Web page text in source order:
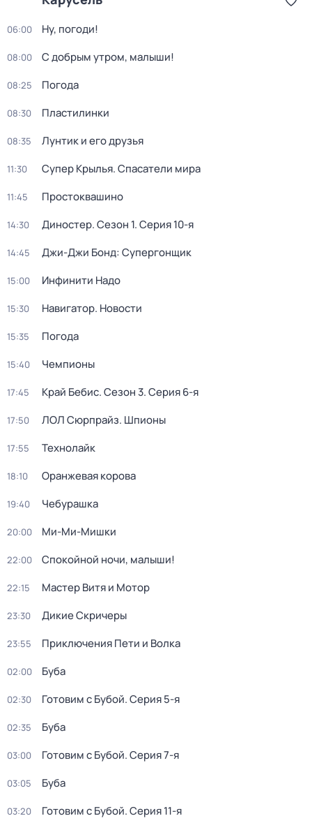
06:00 Ну, погоди!
08:00 С добрым утром, малыши!
08:25 Погода
08:30 Пластилинки
08:35 Лунтик и его друзья
11:30 Супер Крылья. Спасатели мира
11:45 Простоквашино
14:30 Диностер. Сезон 1. Серия 10-я
14:45 Джи-Джи Бонд: Супергонщик
15:00 Инфинити Надо
15:30 Навигатор. Новости
15:35 Погода
15:40 Чемпионы
17:45 Край Бебис. Сезон 3. Серия 6-я
17:50 ЛОЛ Сюрпрайз. Шпионы
17:55 Технолайк
18:10 Оранжевая корова
19:40 Чебурашка
20:00 Ми-Ми-Мишки
22:00 Спокойной ночи, малыши!
22:15 Мастер Витя и Мотор
23:30 Дикие Скричеры
23:55 Приключения Пети и Волка
02:00 Буба
02:30 Готовим с Бубой. Серия 5-я
02:35 Буба
03:00 Готовим с Бубой. Серия 7-я
03:05 Буба
03:20 Готовим с Бубой. Серия 11-я